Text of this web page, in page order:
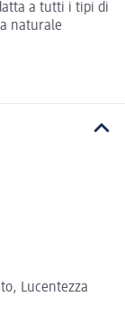
a tutti i tipi di
naturale
Lucentezza